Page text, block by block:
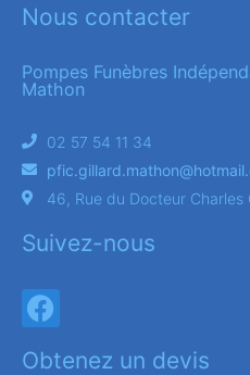
Nous contacter
Pompes Funèbres
Mathon
02 57 54 11 34
46, Rue du Docteur
Suivez-nous
Obtenez un devis